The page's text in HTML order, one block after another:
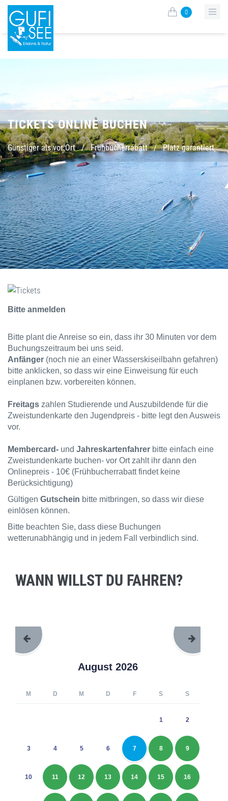
0
TICKETS ONLINE BUCHEN
Günstiger als vor Ort / Frühbucherrabatt / Platz garantiert
Bitte anmelden
Bitte plant die Anreise so ein, dass ihr 30 Minuten vor dem
Buchungszeitraum bei uns seid.
Anfänger (noch nie an einer Wasserskiseilbahn gefahren)
bitte anklicken, so dass wir eine Einweisung für euch
einplanen bzw. vorbereiten können.
Freitags zahlen Studierende und Auszubildende für die
Zweistundenkarte den Jugendpreis - bitte legt den Ausweis
vor.
Membercard- und Jahreskartenfahrer bitte einfach eine
Zweistundenkarte buchen- vor Ort zahlt ihr dann den
Onlinepreis - 10€ (Frühbucherrabatt findet keine
Berücksichtigung)
Gültigen Gutschein bitte mitbringen, so dass wir diese
einlösen können.
Bitte beachten Sie, dass diese Buchungen
wetterunabhängig und in jedem Fall verbindlich sind.
WANN WILLST DU FAHREN?
August 2026
M D M D F S S
1 2
3 4 5 6 7 8 9
10 11 12 13 14 15 16